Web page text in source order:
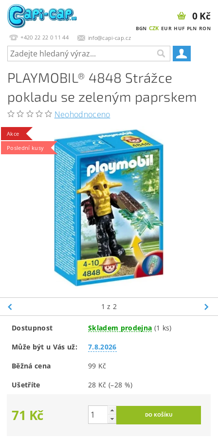
+420 22 22 0 11 44 info@capi-cap.cz
BGN CZK EUR HUF PLN RON
0 Kč
PLAYMOBIL® 4848 Strážce
pokladu se zeleným paprskem
Neohodnoceno
Akce
Poslední kusy
1 z 2
Dostupnost Skladem prodejna (1 ks)
Může být u Vás už: 7.8.2026
Běžná cena 99 Kč
Ušetříte 28 Kč(–28 %)
71 Kč